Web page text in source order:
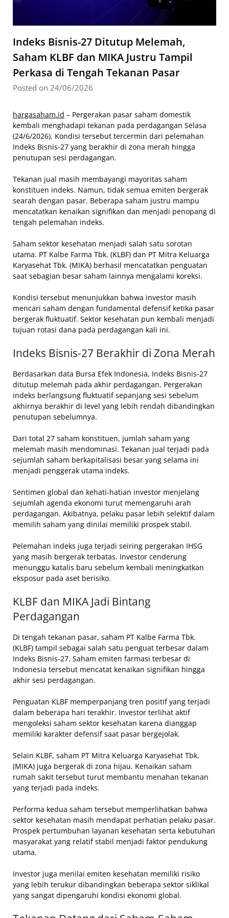
Indeks Bisnis-27 Ditutup Melemah,
Saham KLBF dan MIKA Justru Tampil
Perkasa di Tengah Tekanan Pasar
Posted on 24/06/2026
hargasaham.id – Pergerakan pasar saham domestik
kembali menghadapi tekanan pada perdagangan Selasa
(24/6/2026). Kondisi tersebut tercermin dari pelemahan
Indeks Bisnis-27 yang berakhir di zona merah hingga
penutupan sesi perdagangan.
Tekanan jual masih membayangi mayoritas saham
konstituen indeks. Namun, tidak semua emiten bergerak
searah dengan pasar. Beberapa saham justru mampu
mencatatkan kenaikan signifikan dan menjadi penopang di
tengah pelemahan indeks.
Saham sektor kesehatan menjadi salah satu sorotan
utama. PT Kalbe Farma Tbk. (KLBF) dan PT Mitra Keluarga
Karyasehat Tbk. (MIKA) berhasil mencatatkan penguatan
saat sebagian besar saham lainnya mengalami koreksi.
Kondisi tersebut menunjukkan bahwa investor masih
mencari saham dengan fundamental defensif ketika pasar
bergerak fluktuatif. Sektor kesehatan pun kembali menjadi
tujuan rotasi dana pada perdagangan kali ini.
Indeks Bisnis-27 Berakhir di Zona Merah
Berdasarkan data Bursa Efek Indonesia, Indeks Bisnis-27
ditutup melemah pada akhir perdagangan. Pergerakan
indeks berlangsung fluktuatif sepanjang sesi sebelum
akhirnya berakhir di level yang lebih rendah dibandingkan
penutupan sebelumnya.
Dari total 27 saham konstituen, jumlah saham yang
melemah masih mendominasi. Tekanan jual terjadi pada
sejumlah saham berkapitalisasi besar yang selama ini
menjadi penggerak utama indeks.
Sentimen global dan kehati-hatian investor menjelang
sejumlah agenda ekonomi turut memengaruhi arah
perdagangan. Akibatnya, pelaku pasar lebih selektif dalam
memilih saham yang dinilai memiliki prospek stabil.
Pelemahan indeks juga terjadi seiring pergerakan IHSG
yang masih bergerak terbatas. Investor cenderung
menunggu katalis baru sebelum kembali meningkatkan
eksposur pada aset berisiko.
KLBF dan MIKA Jadi Bintang
Perdagangan
Di tengah tekanan pasar, saham PT Kalbe Farma Tbk.
(KLBF) tampil sebagai salah satu penguat terbesar dalam
Indeks Bisnis-27. Saham emiten farmasi terbesar di
Indonesia tersebut mencatat kenaikan signifikan hingga
akhir sesi perdagangan.
Penguatan KLBF memperpanjang tren positif yang terjadi
dalam beberapa hari terakhir. Investor terlihat aktif
mengoleksi saham sektor kesehatan karena dianggap
memiliki karakter defensif saat pasar bergejolak.
Selain KLBF, saham PT Mitra Keluarga Karyasehat Tbk.
(MIKA) juga bergerak di zona hijau. Kenaikan saham
rumah sakit tersebut turut membantu menahan tekanan
yang terjadi pada indeks.
Performa kedua saham tersebut memperlihatkan bahwa
sektor kesehatan masih mendapat perhatian pelaku pasar.
Prospek pertumbuhan layanan kesehatan serta kebutuhan
masyarakat yang relatif stabil menjadi faktor pendukung
utama.
Investor juga menilai emiten kesehatan memiliki risiko
yang lebih terukur dibandingkan beberapa sektor siklikal
yang sangat dipengaruhi kondisi ekonomi global.